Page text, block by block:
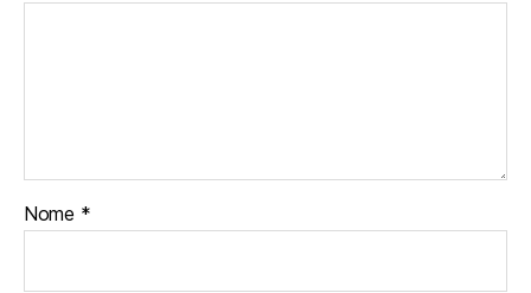
Nome *